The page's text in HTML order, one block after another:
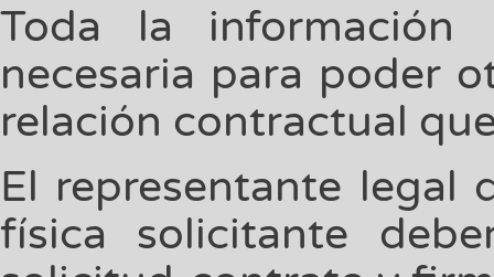
Toda la
necesaria para poder
relación contractual
El representante legal
física solicitante